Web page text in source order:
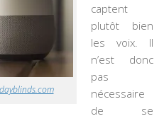
captent
plutôt bien
les voix. Il
n’est donc
pas
nécessaire
de se